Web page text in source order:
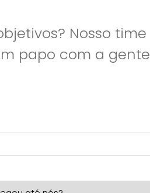
Nosso time
papo com a gente